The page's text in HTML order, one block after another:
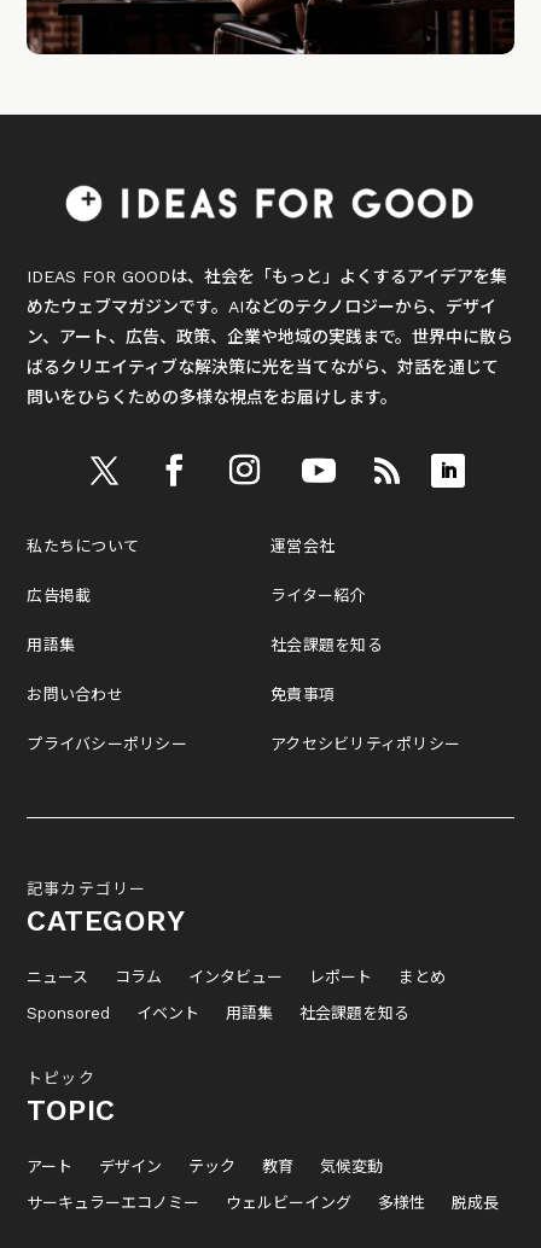
IDEAS FOR GOODは、社会を「もっと」よくするアイデアを集
めたウェブマガジンです。AIなどのテクノロジーから、デザイ
ン、アート、広告、政策、企業や地域の実践まで。世界中に散ら
ばるクリエイティブな解決策に光を当てながら、対話を通じて
問いをひらくための多様な視点をお届けします。
私たちについて
広告掲載
用語集
お問い合わせ
プライバシーポリシー
運営会社
ライター紹介
社会課題を知る
免責事項
アクセシビリティポリシー
記事カテゴリー
CATEGORY
ニュース コラム インタビュー レポート
まとめ
Sponsored
イベント 用語集 社会課題を知る
トピック
TOPIC
アート デザイン テック 教育
気候変動
サーキュラーエコノミー
ウェルビーイング 多様性 脱成長